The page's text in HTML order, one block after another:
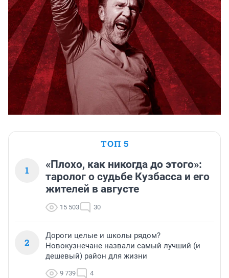
ТОП 5
1
«Плохо, как никогда до этого»:
таролог о судьбе Кузбасса и его
жителей в августе
15 503 30
2
Дороги целые и школы рядом?
Новокузнечане назвали самый лучший (и
дешевый) район для жизни
9 739 4